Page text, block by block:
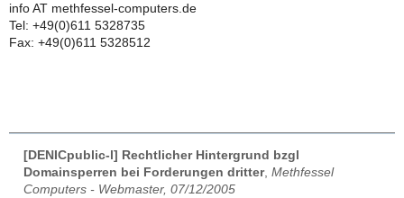
info AT methfessel-computers.de
Tel: +49(0)611 5328735
Fax: +49(0)611 5328512
[DENICpublic-l] Rechtlicher Hintergrund bzgl
Domainsperren bei Forderungen dritter, Methfessel
Computers - Webmaster, 07/12/2005